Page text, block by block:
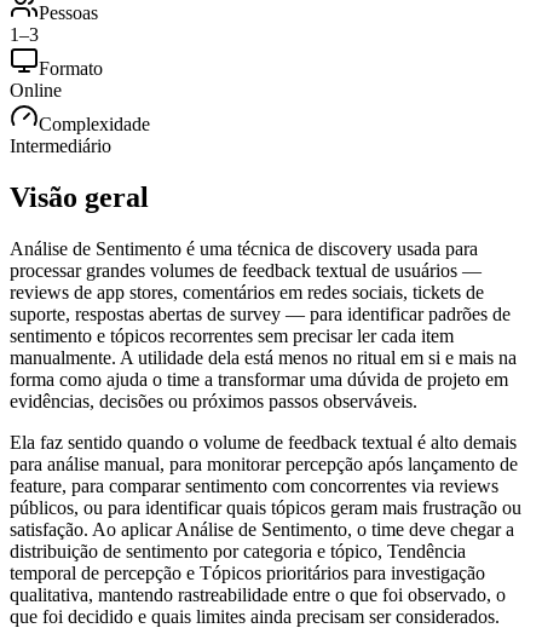
Pessoas
1–3
Formato
Online
Complexidade
Intermediário
Visão geral
Análise de Sentimento é uma técnica de discovery usada para
processar grandes volumes de feedback textual de usuários —
reviews de app stores, comentários em redes sociais, tickets de
suporte, respostas abertas de survey — para identificar padrões de
sentimento e tópicos recorrentes sem precisar ler cada item
manualmente. A utilidade dela está menos no ritual em si e mais na
forma como ajuda o time a transformar uma dúvida de projeto em
evidências, decisões ou próximos passos observáveis.
Ela faz sentido quando o volume de feedback textual é alto demais
para análise manual, para monitorar percepção após lançamento de
feature, para comparar sentimento com concorrentes via reviews
públicos, ou para identificar quais tópicos geram mais frustração ou
satisfação. Ao aplicar Análise de Sentimento, o time deve chegar a
distribuição de sentimento por categoria e tópico, Tendência
temporal de percepção e Tópicos prioritários para investigação
qualitativa, mantendo rastreabilidade entre o que foi observado, o
que foi decidido e quais limites ainda precisam ser considerados.